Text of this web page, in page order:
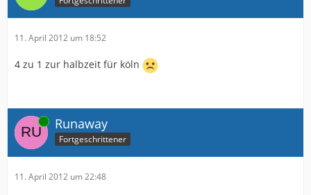
11. April 2012 um 18:52
4 zu 1 zur halbzeit für köln
Online Runaway
Fortgeschrittener
11. April 2012 um 22:48